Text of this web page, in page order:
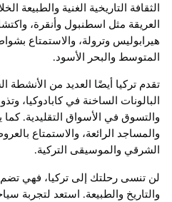
الثقافة التاريخية الغنية والطبيعة
العريقة مثل اسطنبول وأنقرة،
هيرابوليس وترولة، والاستمتاع
المتوسط والبحر الأسود.
تقدم تركيا أيضًا العديد من الأنشطة
البالونات الساخنة في كابادوكيا،
والتسوق في الأسواق التقليدية. كما
والمساجد الرائعة، والاستمتاع
الشرقي والموسيقى التركية.
لن تنسى رحلتك إلى تركيا، فهي تضم
والتاريخ والطبيعة. استعد لتجربة